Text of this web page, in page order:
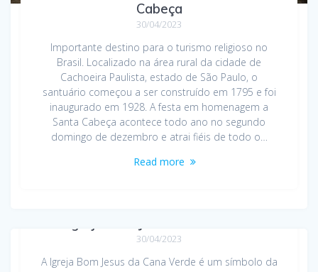
Cabeça
30/04/2023
Importante destino para o turismo religioso no
Brasil. Localizado na área rural da cidade de
Cachoeira Paulista, estado de São Paulo, o
santuário começou a ser construído em 1795 e foi
inaugurado em 1928. A festa em homenagem a
Santa Cabeça acontece todo ano no segundo
domingo de dezembro e atrai fiéis de todo o…
Read more
30/04/2023
A Igreja Bom Jesus da Cana Verde é um símbolo da